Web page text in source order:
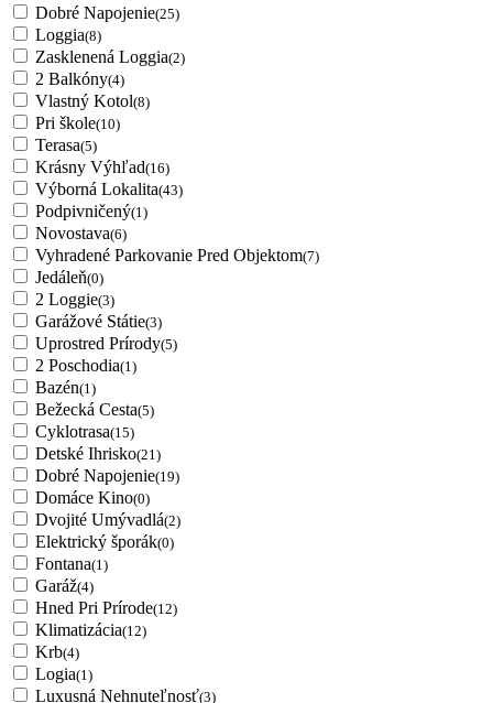
Dobré Napojenie(25)
Loggia(8)
Zasklenená Loggia(2)
2 Balkóny(4)
Vlastný Kotol(8)
Pri škole(10)
Terasa(5)
Krásny Výhľad(16)
Výborná Lokalita(43)
Podpivničený(1)
Novostava(6)
Vyhradené Parkovanie Pred Objektom(7)
Jedáleň(0)
2 Loggie(3)
Garážové Státie(3)
Uprostred Prírody(5)
2 Poschodia(1)
Bazén(1)
Bežecká Cesta(5)
Cyklotrasa(15)
Detské Ihrisko(21)
Dobré Napojenie(19)
Domáce Kino(0)
Dvojité Umývadlá(2)
Elektrický šporák(0)
Fontana(1)
Garáž(4)
Hned Pri Prírode(12)
Klimatizácia(12)
Krb(4)
Logia(1)
Luxusná Nehnuteľnosť(3)